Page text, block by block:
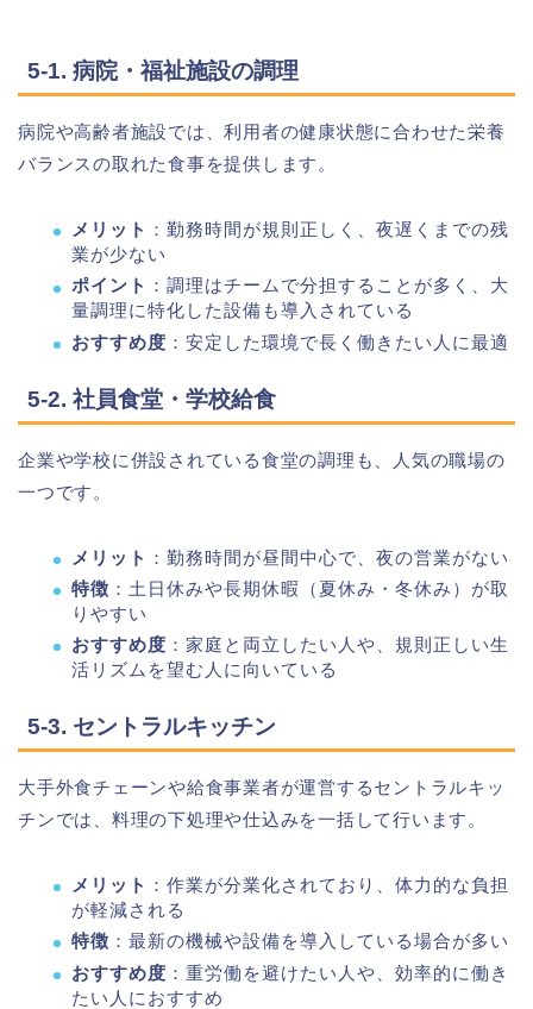
5-1. 病院・福祉施設の調理
病院や高齢者施設では、利用者の健康状態に合わせた栄養
バランスの取れた食事を提供します。
メリット ：勤務時間が規則正しく、夜遅くまでの残
業が少ない
ポイント ：調理はチームで分担することが多く、大
量調理に特化した設備も導入されている
おすすめ度 ：安定した環境で長く働きたい人に最適
5-2. 社員食堂・学校給食
企業や学校に併設されている食堂の調理も、人気の職場の
一つです。
メリット ：勤務時間が昼間中心で、夜の営業がない
特徴 ：土日休みや長期休暇（夏休み・冬休み）が取
りやすい
おすすめ度 ：家庭と両立したい人や、規則正しい生
活リズムを望む人に向いている
5-3. セントラルキッチン
大手外食チェーンや給食事業者が運営するセントラルキッ
チンでは、料理の下処理や仕込みを一括して行います。
メリット ：作業が分業化されており、体力的な負担
が軽減される
特徴 ：最新の機械や設備を導入している場合が多い
おすすめ度 ：重労働を避けたい人や、効率的に働き
たい人におすすめ